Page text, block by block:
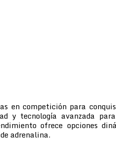
en competición para
y tecnología avanzada
ofrece opciones
adrenalina.